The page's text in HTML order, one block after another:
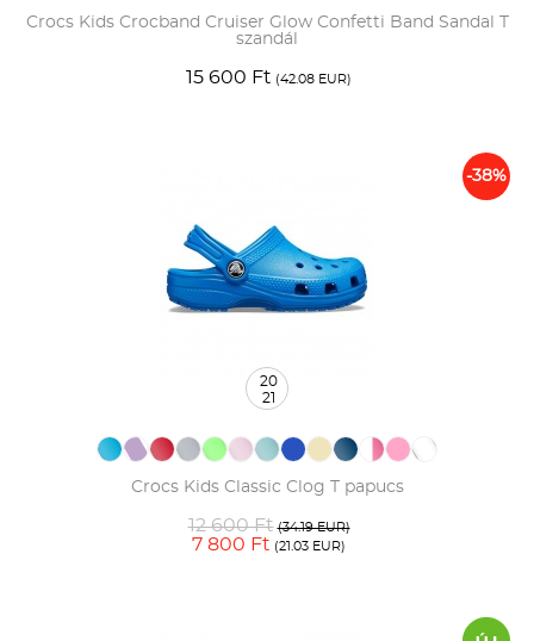
Crocs Kids Crocband Cruiser Glow Confetti Band Sandal T
szandál
15 600 Ft (42.08 EUR)
-38%
Crocs Kids Classic Clog T papucs
12 600 Ft (34.19 EUR)
7 800 Ft (21.03 EUR)
20
21